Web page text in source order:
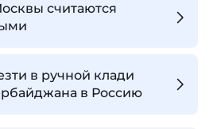
считаются
в ручной клади
в Россию